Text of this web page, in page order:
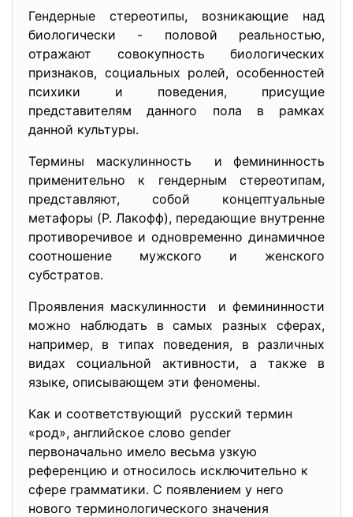
Гендерные стереотипы, возникающие над
биологически - половой реальностью,
отражают совокупность биологических
признаков, социальных ролей, особенностей
психики и поведения, присущие
представителям данного пола в рамках
данной культуры.
Термины маскулинность и фемининность
применительно к гендерным стереотипам,
представляют, собой концептуальные
метафоры (P. Лакофф), передающие внутренне
противоречивое и одновременно динамичное
соотношение мужского и женского
субстратов.
Проявления маскулинности и фемининности
можно наблюдать в самых разных сферах,
например, в типах поведения, в различных
видах социальной активности, а также в
языке, описывающем эти феномены.
Как и соответствующий русский термин
«род», английское слово gender
первоначально имело весьма узкую
референцию и относилось исключительно к
сфере грамматики. С появлением у него
нового терминологического значения